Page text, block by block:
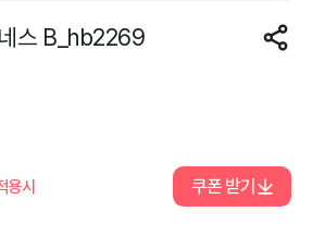
스 B_hb2269
용시 쿠폰 받기